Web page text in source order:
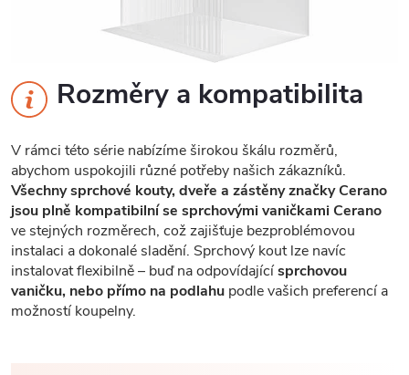
Rozměry a kompatibilita
V rámci této série nabízíme širokou škálu rozměrů,
abychom uspokojili různé potřeby našich zákazníků.
Všechny sprchové kouty, dveře a zástěny značky Cerano
jsou plně kompatibilní se sprchovými vaničkami Cerano
ve stejných rozměrech, což zajišťuje bezproblémovou
instalaci a dokonalé sladění. Sprchový kout lze navíc
instalovat flexibilně – buď na odpovídajícísprchovou
vaničku, nebo přímo na podlahu podle vašich preferencí a
možností koupelny.